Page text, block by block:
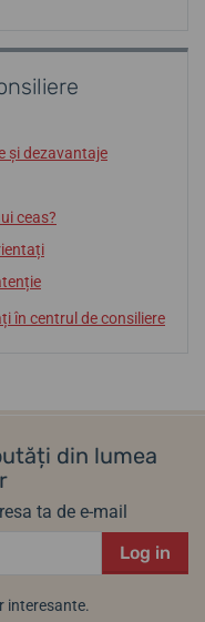
și dezavantaje
ceas?
în centrul de consiliere
din lumea
ta de e-mail
Log in
interesante.